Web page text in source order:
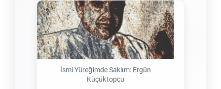
İsmi Yüreğimde Saklım: Ergün
Küçüktopçu